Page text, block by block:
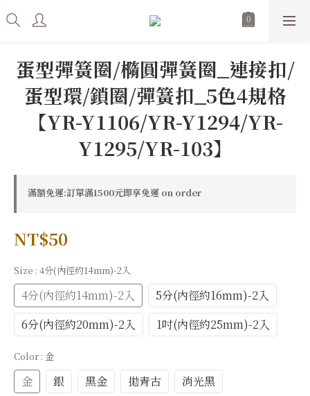
蛋型彈簧圈/橢圓彈簧圈_連接扣/
蛋型環/鎖圈/彈簧扣_5色4規格
【YR-Y1106/YR-Y1294/YR-
Y1295/YR-103】
滿額免運:訂單滿1500元即享免運 on order
NT$50
Size : 4分(內徑約14mm)-2入
4分(內徑約14mm)-2入
5分(內徑約16mm)-2入
6分(內徑約20mm)-2入
1吋(內徑約25mm)-2入
Color : 金
金 銀 黑金 拋青古 消光黑